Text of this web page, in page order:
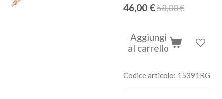
46,00 €58,00 €
Aggiungi
al carrello
Codice articolo: 15391RG